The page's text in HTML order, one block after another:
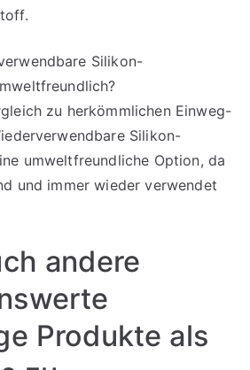
Silikon-
zu herkömmlichen Einweg-
Silikon-
umweltfreundliche Option, da
und immer wieder verwendet
andere
Produkte als